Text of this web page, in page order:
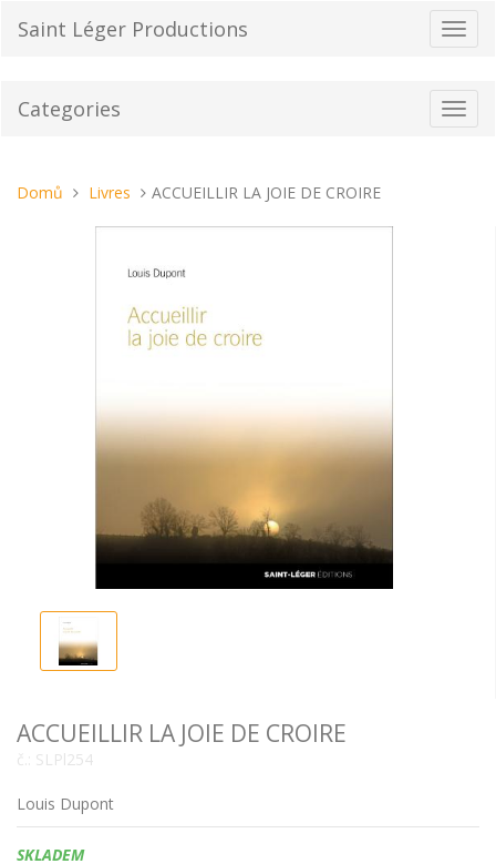
Saint Léger Productions
Categories
Nacházíte
Domů Livres ACCUEILLIR LA JOIE DE CROIRE
ACCUEILLIR LA JOIE DE CROIRE
č.: SLPl254
Louis Dupont
Dostupnost:
SKLADEM